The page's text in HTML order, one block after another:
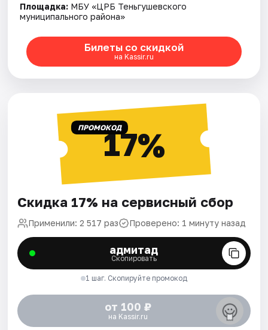
Площадка: МБУ «ЦРБ Теньгушевского
муниципального района»
Билеты со скидкой
на Kassir.ru
ПРОМОКОД17%
Скидка 17% на сервисный сбор
Применили: 2 517 раз Проверено: 1 минуту назад
адмитад
Скопировать
1 шаг. Скопируйте промокод
от 100 ₽
на Kassir.ru